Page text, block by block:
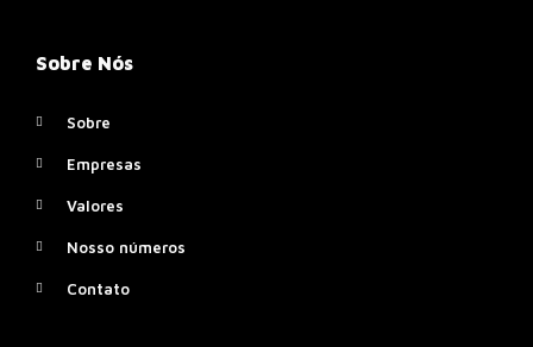
Sobre Nós
Sobre
Empresas
Valores
Nosso números
Contato